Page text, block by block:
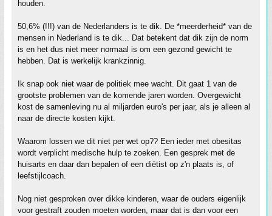
houden.
50,6% (!!!) van de Nederlanders is te dik. De *meerderheid* van de
mensen in Nederland is te dik... Dat betekent dat dik zijn de norm
is en het dus niet meer normaal is om een gezond gewicht te
hebben. Dat is werkelijk krankzinnig.
Ik snap ook niet waar de politiek mee wacht. Dit gaat 1 van de
grootste problemen van de komende jaren worden. Overgewicht
kost de samenleving nu al miljarden euro's per jaar, als je alleen al
naar de directe kosten kijkt.
Waarom lossen we dit niet per wet op?? Een ieder met obesitas
wordt verplicht medische hulp te zoeken. Een gesprek met de
huisarts en daar dan bepalen of een diëtist op z'n plaats is, of
leefstijlcoach.
Nog niet gesproken over dikke kinderen, waar de ouders eigenlijk
voor gestraft zouden moeten worden, maar dat is dan voor een